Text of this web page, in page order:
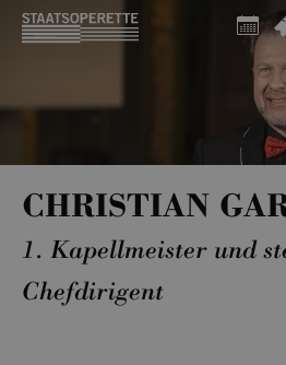
CHRISTIAN
1. Kapellmeister und
Chefdirigent